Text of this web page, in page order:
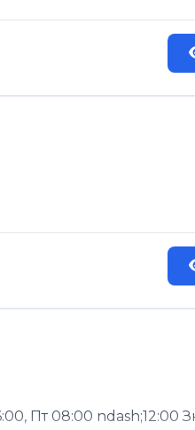
Пт 08:00 ndash;12:00